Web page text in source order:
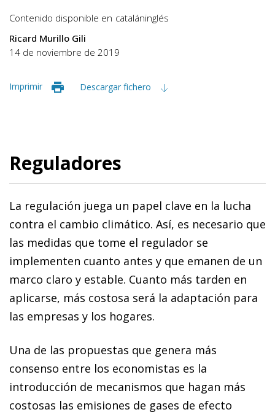
Contenido disponible en cataláninglés
Ricard Murillo Gili
14 de noviembre de 2019
Imprimir Descargar fichero
Reguladores
La regulación juega un papel clave en la lucha
contra el cambio climático. Así, es necesario que
las medidas que tome el regulador se
implementen cuanto antes y que emanen de un
marco claro y estable. Cuanto más tarden en
aplicarse, más costosa será la adaptación para
las empresas y los hogares.
Una de las propuestas que genera más
consenso entre los economistas es la
introducción de mecanismos que hagan más
costosas las emisiones de gases de efecto